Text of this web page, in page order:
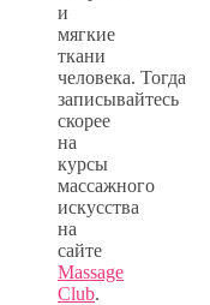
и
мягкие
ткани
человека. Тогда
записывайтесь
скорее
на
курсы
массажного
искусства
на
сайте
Massage
Club.